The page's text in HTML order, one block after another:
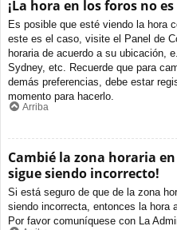
¡La hora en los foros no
Es posible que esté viendo la hora
este es el caso, visite el Panel de
horaria de acuerdo a su ubicación,
Sydney, etc. Recuerde que para
demás preferencias, debe estar
momento para hacerlo.
Arriba
Cambié la zona horaria
sigue siendo incorrecto!
Si está seguro de que de la zona
siendo incorrecta, entonces la hora
Por favor comuníquese con La